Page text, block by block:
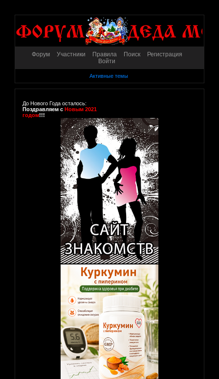
Форум Участники Правила Поиск
Регистрация
Войти
Активные темы
До Нового Года осталось:
Поздравляем с Новым 2021
годом!!!